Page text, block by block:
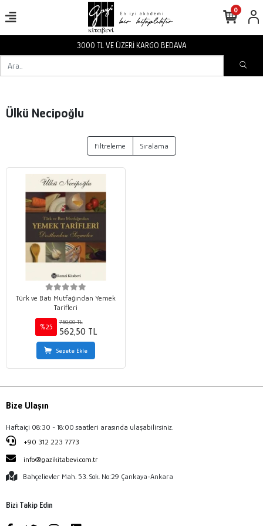
3000 TL VE ÜZERİ KARGO BEDAVA
0
Ülkü Necipoğlu
Filtreleme Sıralama
Türk ve Batı Mutfağından Yemek
Tarifleri
%25
750,00 TL
562,50 TL
Sepete Ekle
Bize Ulaşın
Haftaiçi 08:30 - 18:00 saatleri arasında ulaşabilirsiniz.
+90 312 223 7773
info@gazikitabevi.com.tr
Bahçelievler Mah. 53. Sok. No:29 Çankaya-Ankara
Bizi Takip Edin